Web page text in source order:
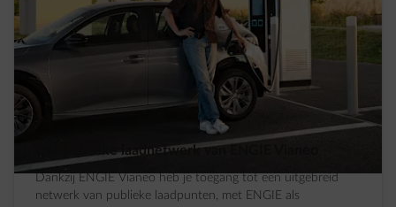
Het publieke laadnetwerk van ENGIE Vianeo
Dankzij ENGIE Vianeo heb je toegang tot een uitgebreid
netwerk van publieke laadpunten, met ENGIE als